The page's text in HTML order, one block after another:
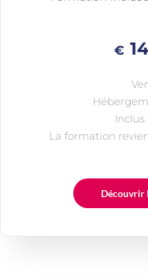
€
Inclus
La formation
Découvrir